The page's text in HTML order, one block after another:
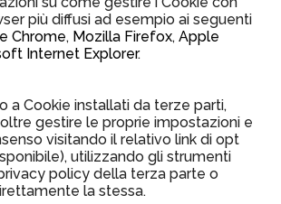
più diffusi ad esempio ai seguenti
Chrome, Mozilla Firefox, Apple
Internet Explorer.
a Cookie installati da terze parti,
gestire le proprie impostazioni e
visitando il relativo link di opt
utilizzando gli strumenti
policy della terza parte o
la stessa.